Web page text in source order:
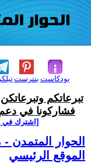
بنترست بودكاست
تبرعاتكم
فشاركونا في دعم
[اشترك في
الحوار المتمدن -
الموقع الرئيسي